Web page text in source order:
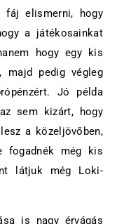
elismerni, hogy
a játékosainkat
hogy egy kis
majd pedig végleg
Jó példa
sem kizárt, hogy
a közeljövőben,
fogadnék még kis
látjuk még Loki-
is nagy érvágás